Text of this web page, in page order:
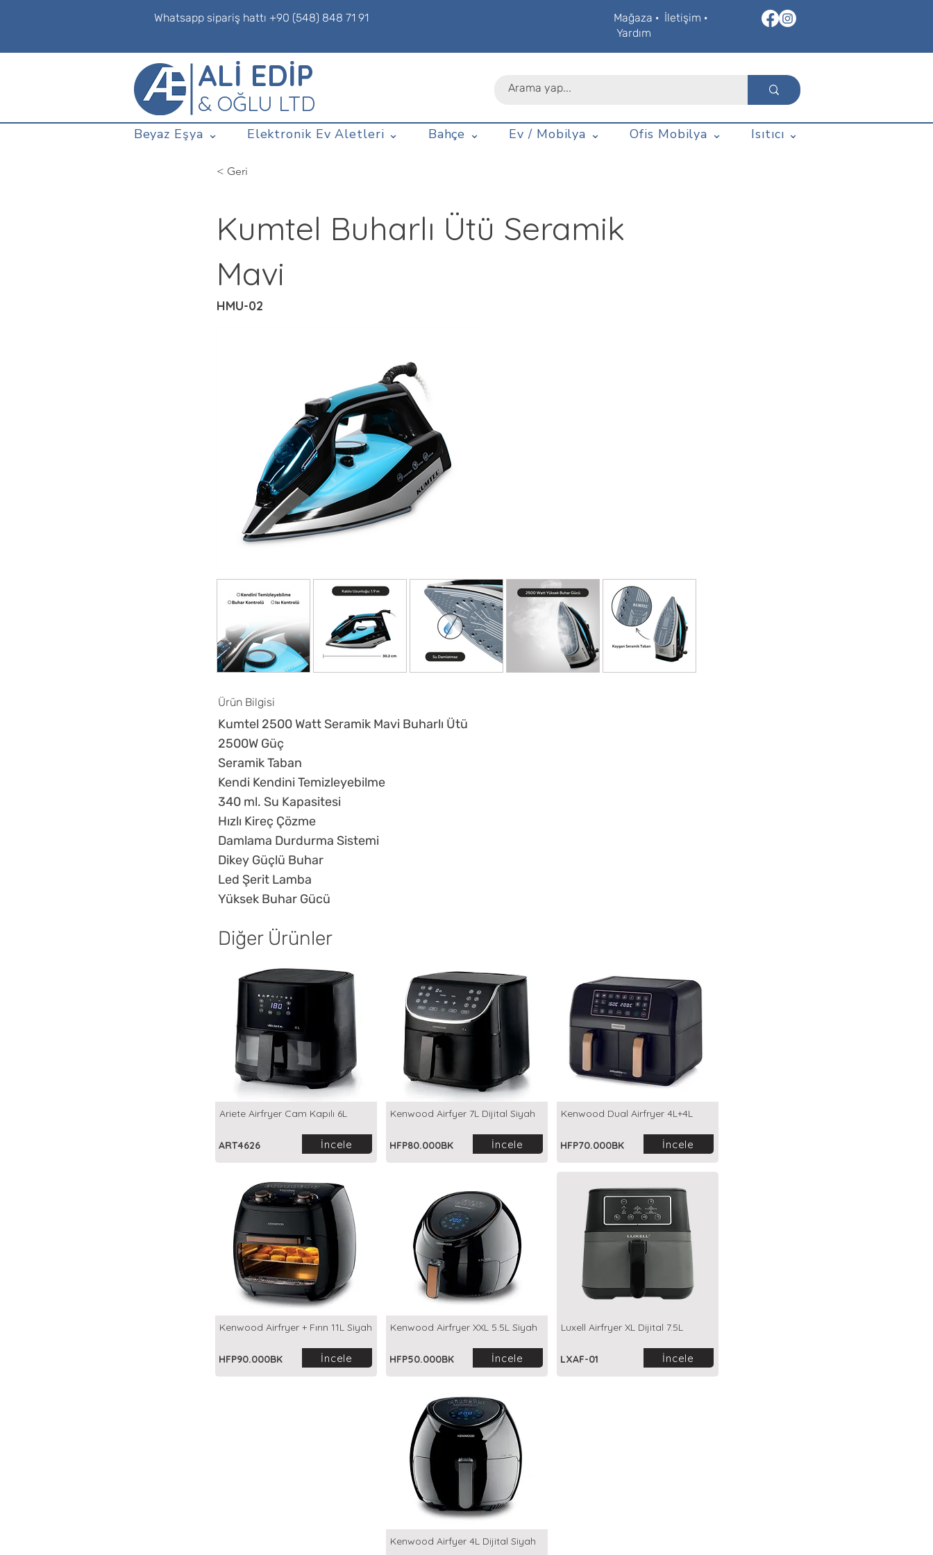
Whatsapp sipariş hattı +90 (548) 848 71 91 Mağaza · İletişim ·
Yardım
ALİ EDİP
& OĞLU LTD
Beyaz Eşya ⌄ Elektronik Ev Aletleri ⌄ Bahçe ⌄ Ev / Mobilya ⌄ Ofis Mobilya ⌄ Isıtıcı ⌄
< Geri
Kumtel Buharlı Ütü Seramik
Mavi
HMU-02
Ürün Bilgisi
Kumtel 2500 Watt Seramik Mavi Buharlı Ütü
2500W Güç
Seramik Taban
Kendi Kendini Temizleyebilme
340 ml. Su Kapasitesi
Hızlı Kireç Çözme
Damlama Durdurma Sistemi
Dikey Güçlü Buhar
Led Şerit Lamba
Yüksek Buhar Gücü
Diğer Ürünler
Ariete Airfryer Cam Kapılı 6L
ART4626 İncele
Kenwood Airfryer + Fırın 11L Siyah
HFP90.000BK İncele
Kenwood Airfyer 7L Dijital Siyah
HFP80.000BK İncele
Kenwood Airfryer XXL 5.5L Siyah
HFP50.000BK İncele
Kenwood Dual Airfryer 4L+4L
HFP70.000BK İncele
Luxell Airfryer XL Dijital 7.5L
LXAF-01 İncele
Kenwood Airfyer 4L Dijital Siyah